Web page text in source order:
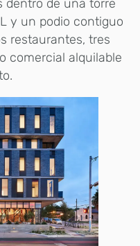
dentro de una torre
y un podio contiguo
restaurantes, tres
comercial alquilable